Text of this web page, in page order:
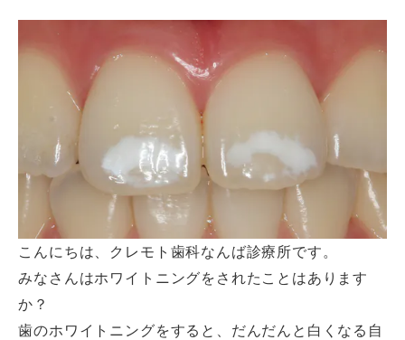
こんにちは、クレモト歯科なんば診療所です。
みなさんはホワイトニングをされたことはあります
か？
歯のホワイトニングをすると、だんだんと白くなる自